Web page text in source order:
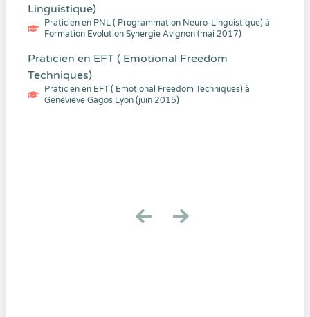
Linguistique)
Praticien en PNL ( Programmation Neuro-Linguistique) à
Formation Evolution Synergie Avignon (mai 2017)
Praticien en EFT ( Emotional Freedom
Techniques)
Praticien en EFT ( Emotional Freedom Techniques) à
Geneviève Gagos Lyon (juin 2015)